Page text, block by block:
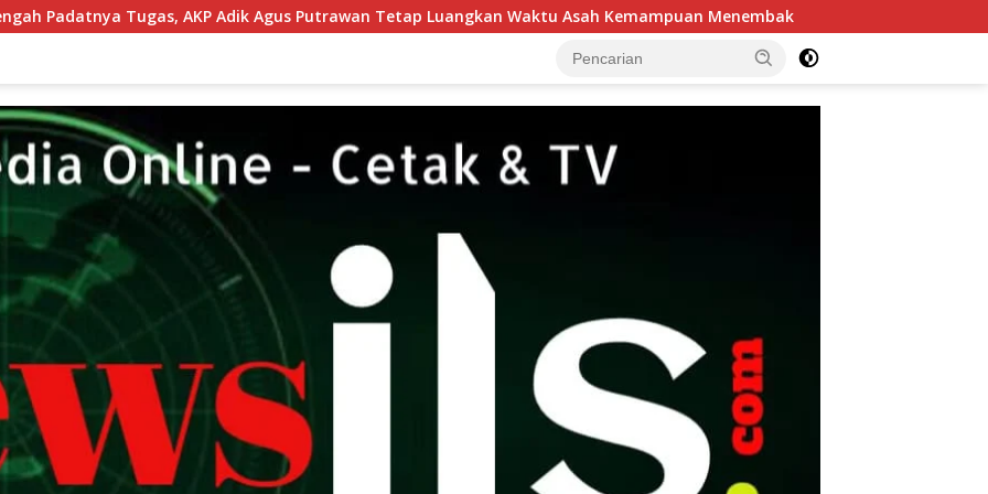
Agus Putrawan Tetap Luangkan Waktu Asah Kemampuan Menembak Patroli Harkamtibmas Polsek Tarik Perketat